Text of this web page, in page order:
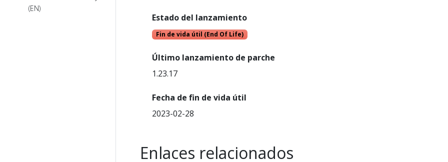
(EN)
Estado del lanzamiento
Fin de vida útil (End Of Life)
Último lanzamiento de parche
1.23.17
Fecha de fin de vida útil
2023-02-28
Enlaces relacionados